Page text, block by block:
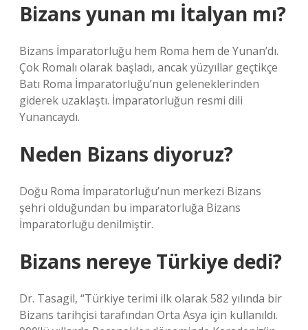
Bizans yunan mı İtalyan mı?
Bizans İmparatorluğu hem Roma hem de Yunan’dı.
Çok Romalı olarak başladı, ancak yüzyıllar geçtikçe
Batı Roma İmparatorluğu’nun geleneklerinden
giderek uzaklaştı. İmparatorluğun resmi dili
Yunancaydı.
Neden Bizans diyoruz?
Doğu Roma İmparatorluğu’nun merkezi Bizans
şehri olduğundan bu imparatorluğa Bizans
İmparatorluğu denilmiştir.
Bizans nereye Türkiye dedi?
Dr. Tasagil, “Türkiye terimi ilk olarak 582 yılında bir
Bizans tarihçisi tarafından Orta Asya için kullanıldı.